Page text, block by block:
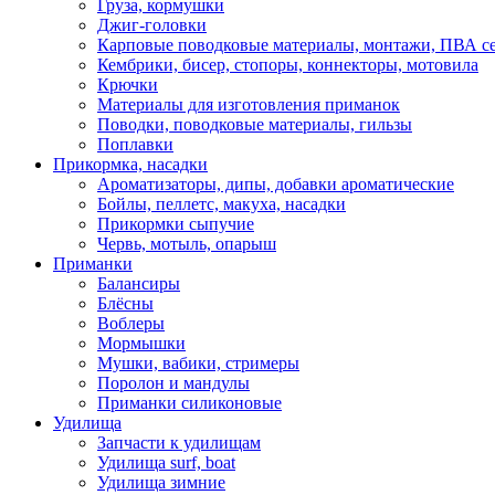
Груза, кормушки
Джиг-головки
Карповые поводковые материалы, монтажи, ПВА
Кембрики, бисер, стопоры, коннекторы, мотовила
Крючки
Материалы для изготовления приманок
Поводки, поводковые материалы, гильзы
Поплавки
Прикормка, насадки
Ароматизаторы, дипы, добавки ароматические
Бойлы, пеллетс, макуха, насадки
Прикормки сыпучие
Червь, мотыль, опарыш
Приманки
Балансиры
Блёсны
Воблеры
Мормышки
Мушки, вабики, стримеры
Поролон и мандулы
Приманки силиконовые
Удилища
Запчасти к удилищам
Удилища surf, boat
Удилища зимние